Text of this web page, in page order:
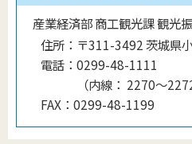
産業経済部 商工観光課 観光
住所： 〒311-3492 茨城県
電話： 0299-48-1111
（内線 ： 2270～
FAX： 0299-48-1199